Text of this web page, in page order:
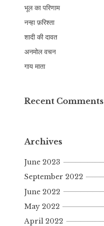
भूल का परिणाम
नन्हा फ़रिश्ता
शादी की दावत
अनमोल वचन
गाय माता
Recent Comments
Archives
June 2023
September 2022
June 2022
May 2022
April 2022